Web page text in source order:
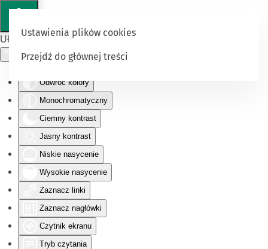
Ułatwienia dostępu
Odwróć kolory
Monochromatyczny
Ciemny kontrast
Jasny kontrast
Niskie nasycenie
Wysokie nasycenie
Zaznacz linki
Zaznacz nagłówki
Czytnik ekranu
Tryb czytania
Ustawienia plików cookies
Przejdź do głównej treści